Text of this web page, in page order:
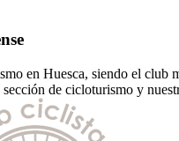
en Huesca, siendo el club
sección de cicloturismo y